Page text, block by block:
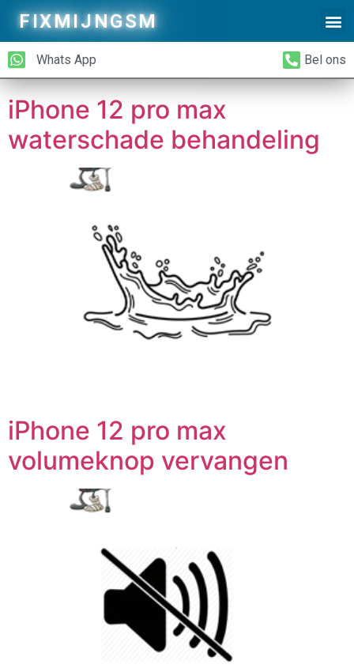
FIXMIJNGSM
Whats App Bel ons
Tax Model:
iPhone 12
Pro Max
iPhone 12 pro max
waterschade behandeling
iPhone 12 pro max
volumeknop vervangen